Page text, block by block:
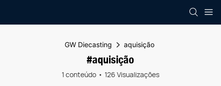
GW Diecasting aquisição
#aquisição
1 conteúdo 126 Visualizações